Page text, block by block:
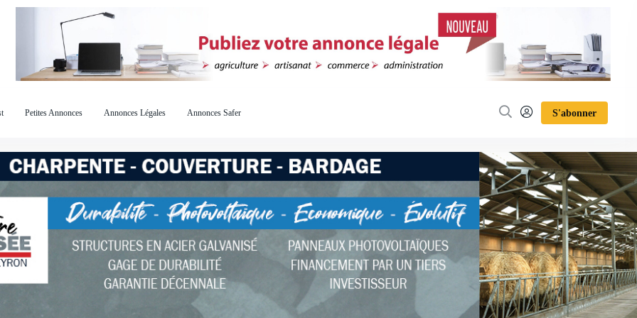
Petites Annonces Annonces Légales Annonces Safer S'abonner